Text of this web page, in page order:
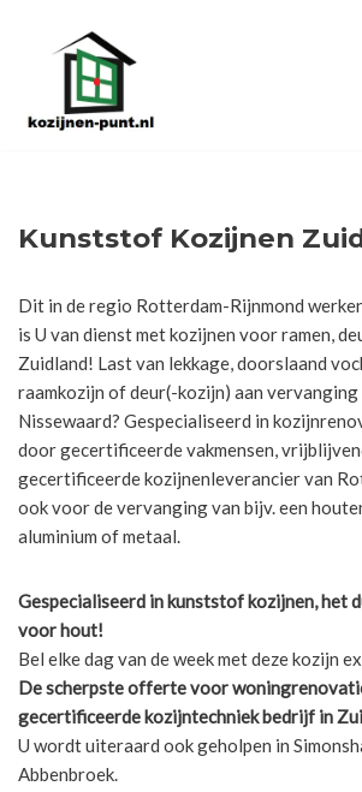
de
Kunststof Kozijnen
Dit in de regio Rotterdam-Rijnmond
is U van dienst met kozijnen voor ramen,
Zuidland! Last van lekkage, doorslaand
raamkozijn of deur(-kozijn) aan
Nissewaard? Gespecialiseerd in
door gecertificeerde vakmensen,
gecertificeerde kozijnenleverancier van
ook voor de vervanging van bijv. een
aluminium of metaal.
Gespecialiseerd in kunststof kozijnen, het
voor hout!
Bel elke dag van de week met deze kozijn
De scherpsteofferte voor
gecertificeerde kozijntechniek bedrijf in
U wordt uiteraard ook geholpen in
Abbenbroek.